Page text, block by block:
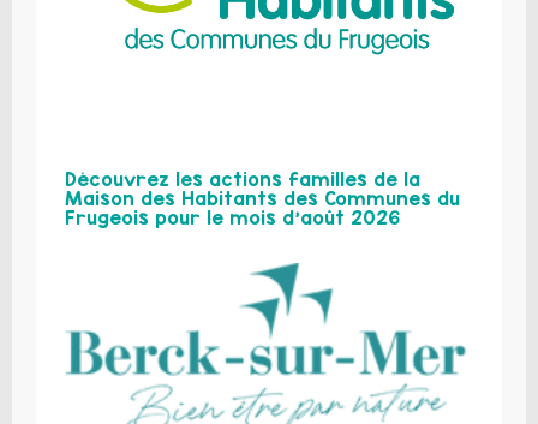
Découvrez les actions familles de la
Maison des Habitants des Communes du
Frugeois pour le mois d’août 2026